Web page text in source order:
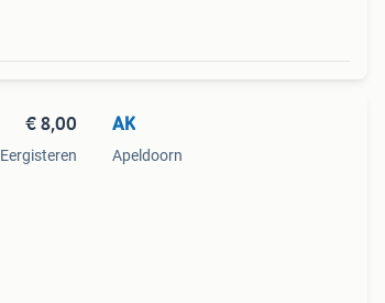
€ 8,00
Eergisteren
AK
Apeldoorn